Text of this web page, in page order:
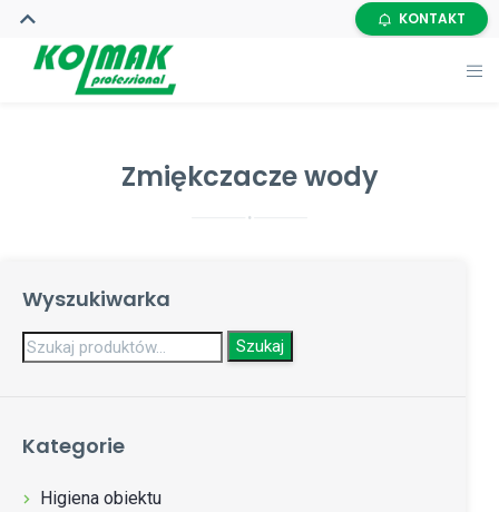
KONTAKT
Zmiękczacze wody
Wyszukiwarka
Szukaj: Szukaj
Kategorie
Higiena obiektu